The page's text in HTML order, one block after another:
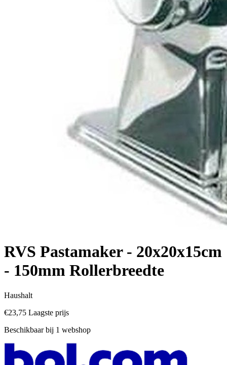
RVS Pastamaker - 20x20x15cm
- 150mm Rollerbreedte
Haushalt
€23,75 Laagste prijs
Beschikbaar bij 1 webshop